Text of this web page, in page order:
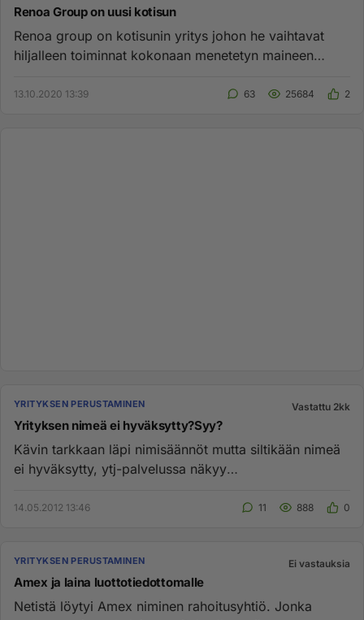
Renoa Group on uusi kotisun
Renoa group on kotisunin yritys johon he vaihtavat
hiljalleen toiminnat kokonaan menetetyn maineen
13.10.2020 13:39 63 25684 2
YRITYKSEN PERUSTAMINEN Vastattu 2kk
Yrityksen nimeä ei hyväksytty?Syy?
Kävin tarkkaan läpi nimisäännöt mutta siltikään nimeä
ei hyväksytty, ytj-palvelussa näkyy
14.05.2012 13:46 11 888 0
YRITYKSEN PERUSTAMINEN Ei vastauksia
Amex ja laina luottotiedottomalle
Netistä löytyi Amex niminen rahoitusyhtiö. Jonka